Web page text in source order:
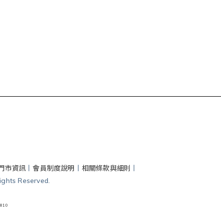
市資訊 丨會員制度說明 相關條款與細則
Reserved.